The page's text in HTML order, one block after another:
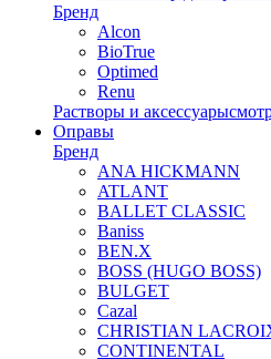
Бренд
Alcon
BioTrue
Optimed
Renu
Растворы и аксессуары
Оправы
Бренд
ANA HICKMANN
ATLANT
BALLET CLASSIC
Baniss
BEN.X
BOSS (HUGO BOSS)
BULGET
Cazal
CHRISTIAN
CONTINENTAL